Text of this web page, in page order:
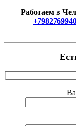
Работаем в